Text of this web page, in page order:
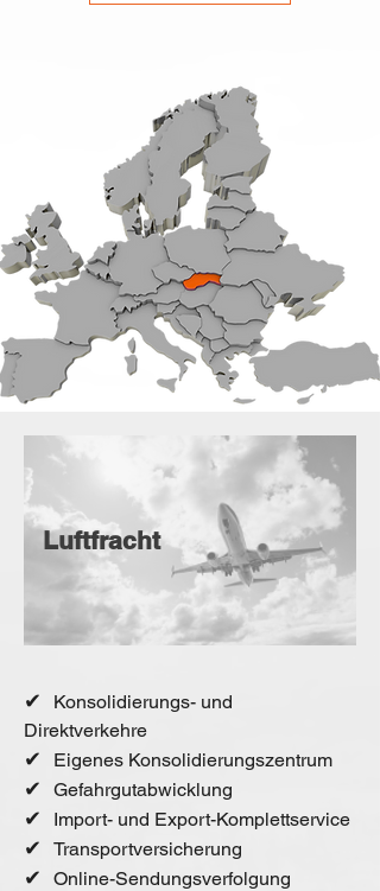
Luftfracht
✔
Konsolidierungs- und
Direktverkehre
✔ Eigenes Konsolidierungszentrum
✔ Gefahrgutabwicklung
✔ Import- und Export-Komplettservice
✔ Transportversicherung
✔ Online-Sendungsverfolgung